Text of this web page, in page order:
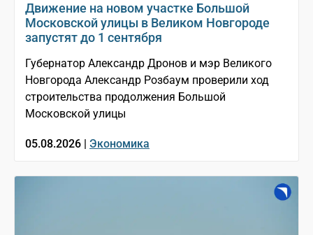
Движение на новом участке Большой
Московской улицы в Великом Новгороде
запустят до 1 сентября
Губернатор Александр Дронов и мэр Великого
Новгорода Александр Розбаум проверили ход
строительства продолжения Большой
Московской улицы
05.08.2026 | Экономика